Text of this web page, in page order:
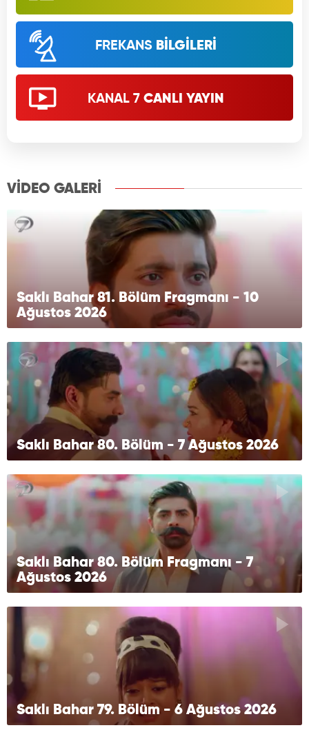
FREKANS BİLGİLERİ
KANAL 7 CANLI YAYIN
VİDEO GALERİ
Saklı Bahar 81. Bölüm Fragmanı - 10
Ağustos 2026
Saklı Bahar 80. Bölüm - 7 Ağustos 2026
Saklı Bahar 80. Bölüm Fragmanı - 7
Ağustos 2026
Saklı Bahar 79. Bölüm - 6 Ağustos 2026